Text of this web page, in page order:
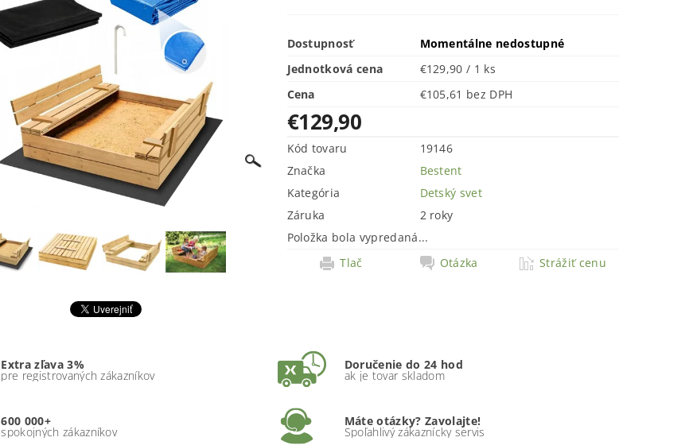
Dostupnosť
Momentálne nedostupné
Jednotková cena
€129,90 / 1 ks
Cena
€105,61 bez DPH
€129,90
Kód tovaru
19146
Značka
Bestent
Kategória
Detský svet
Záruka
2 roky
Položka bola vypredaná...
Tlač
Otázka Strážiť cenu
Extra zľava 3%
pre registrovaných zákazníkov
Doručenie do 24 hod
ak je tovar skladom
600 000+
spokojných zákazníkov
Máte otázky? Zavolajte!
Spoľahlivý zákaznícky servis